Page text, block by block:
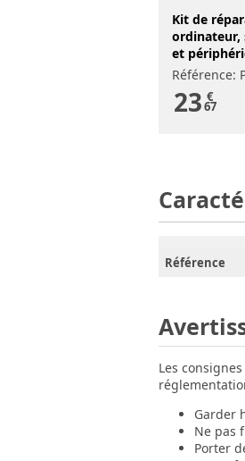
Kit de
ordinateur,
et
Référence:
23 €
67
Référence
Les
Garder
Ne pas
Porter